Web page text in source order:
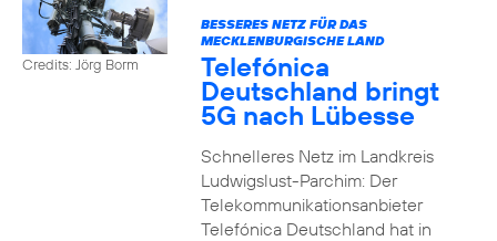
Credits: Jörg Borm
BESSERES NETZ FÜR DAS
MECKLENBURGISCHE LAND
Telefónica
Deutschland bringt
5G nach Lübesse
Schnelleres Netz im Landkreis
Ludwigslust-Parchim: Der
Telekommunikationsanbieter
Telefónica Deutschland hat in